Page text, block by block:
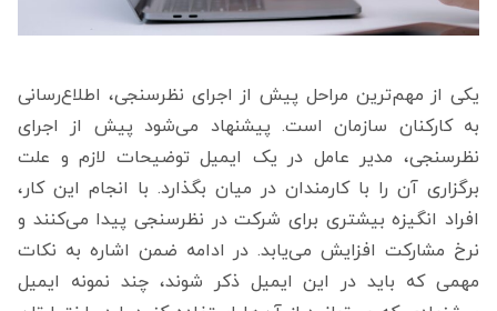
یکی از مهم‌ترین مراحل پیش از اجرای نظرسنجی، اطلاع‌رسانی
به کارکنان سازمان است. پیشنهاد می‌شود پیش از اجرای
نظرسنجی، مدیر عامل در یک ایمیل توضیحات لازم و علت
برگزاری آن را با کارمندان در میان بگذارد. با انجام این کار،
افراد انگیزه بیشتری برای شرکت در نظرسنجی پیدا می‌کنند و
نرخ مشارکت افزایش می‌یابد. در ادامه ضمن اشاره به نکات
مهمی که باید در این ایمیل ذکر شوند، چند نمونه ایمیل